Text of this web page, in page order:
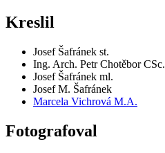
Kreslil
Josef Šafránek st.
Ing. Arch. Petr Chotěbor CSc.
Josef Šafránek ml.
Josef M. Šafránek
Marcela Vichrová M.A.
Fotografoval